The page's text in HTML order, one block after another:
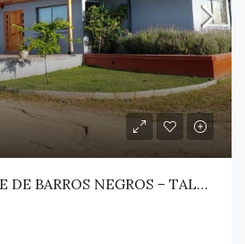
PARCELA SAN JOSE DE BARROS NEGROS – TALCA (MAULE NORTE)